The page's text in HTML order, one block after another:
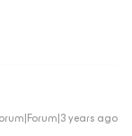
years ago